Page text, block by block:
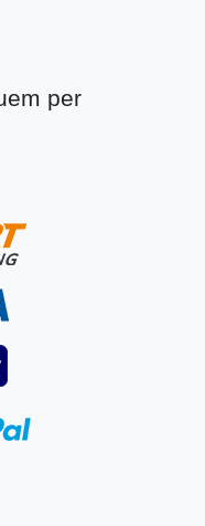
per